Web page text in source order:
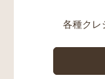
各種クレ